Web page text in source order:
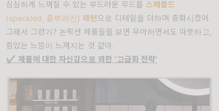
심심하게 느껴질 수 있는 부드러운 무드를 스페클드
(speckled, 흩뿌려진) 패턴으로 디테일을 더하며 중화시켰어.
그래서 그런가? 논픽션 제품들을 보면 우아하면서도 따뜻하고,
힘있는 느낌이 느껴지는 것 같아.
✔️ 제품에 대한 자신감으로 꾀한 ‘ 고급화 전략’